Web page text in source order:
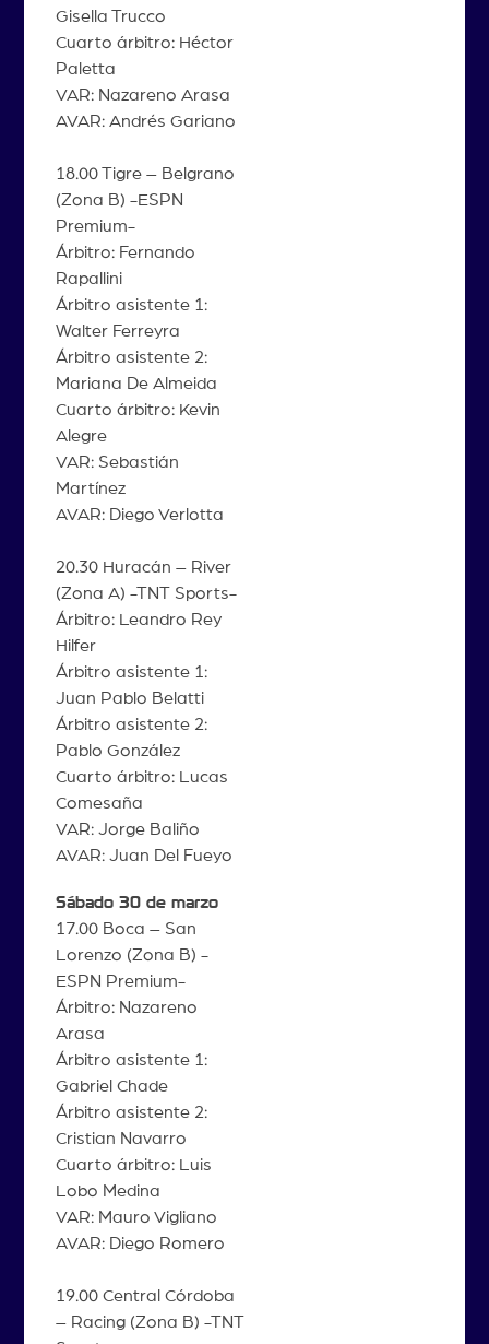
Gisella Trucco
Cuarto árbitro: Héctor
Paletta
VAR: Nazareno Arasa
AVAR: Andrés Gariano
18.00 Tigre – Belgrano
(Zona B) -ESPN
Premium-
Árbitro: Fernando
Rapallini
Árbitro asistente 1:
Walter Ferreyra
Árbitro asistente 2:
Mariana De Almeida
Cuarto árbitro: Kevin
Alegre
VAR: Sebastián
Martínez
AVAR: Diego Verlotta
20.30 Huracán – River
(Zona A) -TNT Sports-
Árbitro: Leandro Rey
Hilfer
Árbitro asistente 1:
Juan Pablo Belatti
Árbitro asistente 2:
Pablo González
Cuarto árbitro: Lucas
Comesaña
VAR: Jorge Baliño
AVAR: Juan Del Fueyo
Sábado 30 de marzo
17.00 Boca – San
Lorenzo (Zona B) -
ESPN Premium-
Árbitro: Nazareno
Arasa
Árbitro asistente 1:
Gabriel Chade
Árbitro asistente 2:
Cristian Navarro
Cuarto árbitro: Luis
Lobo Medina
VAR: Mauro Vigliano
AVAR: Diego Romero
19.00 Central Córdoba
– Racing (Zona B) -TNT